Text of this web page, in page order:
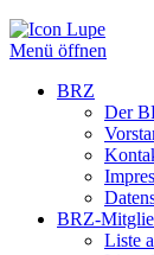
Menü öffnen
BRZ
Der
BRZ-
Liste